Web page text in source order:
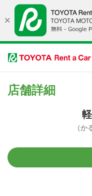
店舗詳細
（か